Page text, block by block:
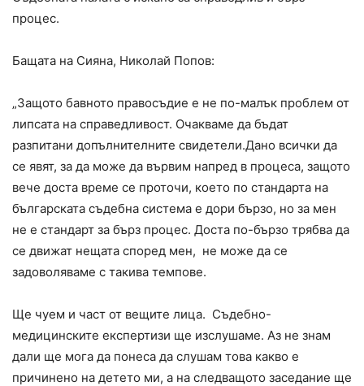
процес.
Бащата на Сияна, Николай Попов:
„Защото бавното правосъдие е не по-малък проблем от
липсата на справедливост. Очакваме да бъдат
разпитани допълнителните свидетели.Дано всички да
се явят, за да може да вървим напред в процеса, защото
вече доста време се проточи, което по стандарта на
българската съдебна система е дори бързо, но за мен
не е стандарт за бърз процес. Доста по-бързо трябва да
се движат нещата според мен, не може да се
задоволяваме с такива темпове.
Ще чуем и част от вещите лица. Съдебно-
медицинските експертизи ще изслушаме. Аз не знам
дали ще мога да понеса да слушам това какво е
причинено на детето ми, а на следващото заседание ще